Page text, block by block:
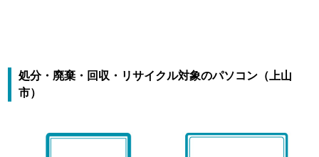
処分・廃棄・回収・リサイクル対象のパソコン（上山
市）